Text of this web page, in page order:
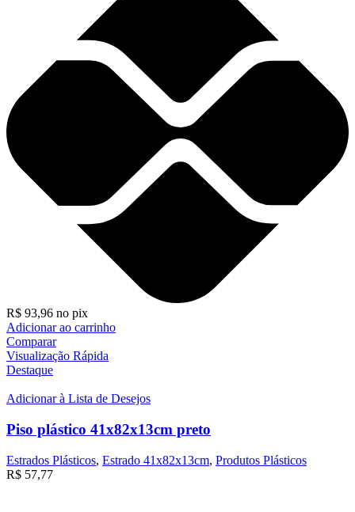
R$ 93,96 no pix
Adicionar ao carrinho
Comparar
Visualização Rápida
Destaque
Adicionar à Lista de Desejos
Piso plástico 41x82x13cm preto
Estrados Plásticos, Estrado 41x82x13cm, Produtos Plásticos
R$ 57,77